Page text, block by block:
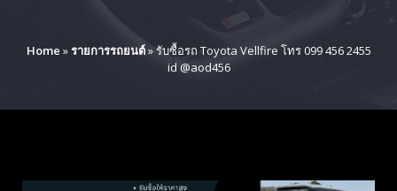
Home »รายการรถยนต์»รับซื้อรถ Toyota Vellfire โทร 099 456 2455
id @aod456